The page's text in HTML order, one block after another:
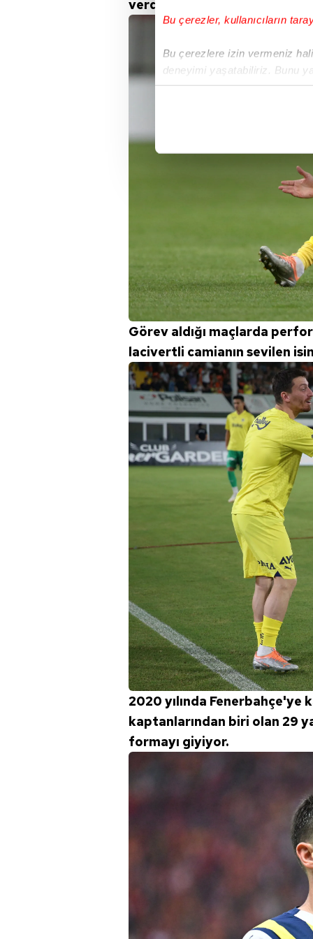
Bu çerezler, kullanıcıların
Bu çerezlere izin vermeniz
deneyimi yaşatabiliriz. Bunu
içerikleri sunabilmek adına
Her halükârda, kullanıcılar,
Sizlere daha iyi bir hizmet
çerezler vasıtasıyla çeşitli
amacıyla kullanılmaktadır.
reklam/pazarlama
Çerezlere ilişkin tercihlerinizi
butonuna tıklayabilir,Çerez
6698 sayılı Kişisel Verilerin
mevzuata uygun olarak
verdi.
Görev aldığı maçlarda
lacivertli camianın sevilen
2020 yılında Fenerbahçe'ye
kaptanlarından biri olan 29
formayı giyiyor.